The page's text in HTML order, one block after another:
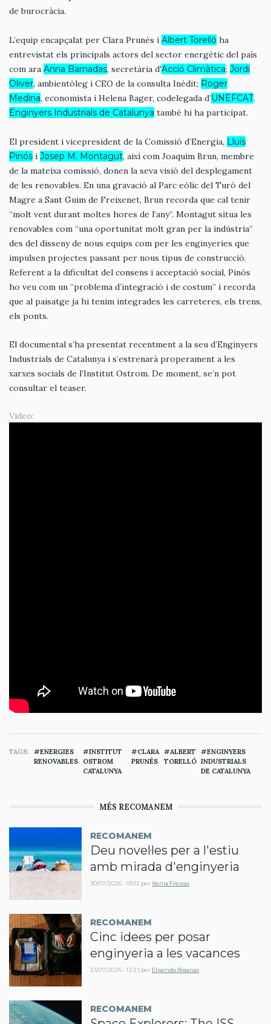
de burocràcia.
L’equip encapçalat per Clara Prunés i Albert Torelló ha
entrevistat els principals actors del sector energètic del país
com ara Anna Barnadas, secretària d'Acció Climàtica; Jordi
Oliver, ambientòleg i CEO de la consulta Inèdit; Roger
Medina, economista i Helena Bager, codelegada d’UNEFCAT.
Enginyers Industrials de Catalunya també hi ha participat.
El president i vicepresident de la Comissió d’Energia, Lluís
Pinós i Josep M. Montagut, així com Joaquim Brun, membre
de la mateixa comissió, donen la seva visió del desplegament
de les renovables. En una gravació al Parc eòlic del Turó del
Magre a Sant Guim de Freixenet, Brun recorda que cal tenir
“molt vent durant moltes hores de l’any”. Montagut situa les
renovables com “una oportunitat molt gran per la indústria”
des del disseny de nous equips com per les enginyeries que
impulsen projectes passant per nous tipus de construcció.
Referent a la dificultat del consens i acceptació social, Pinós
ho veu com un “problema d’integració i de costum” i recorda
que al paisatge ja hi tenim integrades les carreteres, els trens,
els ponts.
El documental s’ha presentat recentment a la seu d’Enginyers
Industrials de Catalunya i s’estrenarà properament a les
xarxes socials de l’Institut Ostrom. De moment, se’n pot
consultar el teaser.
Video
TAGS
ENERGIES
RENOVABLES
INSTITUT
OSTROM
CATALUNYA
CLARA
PRUNÉS
ALBERT
TORELLÓ
ENGINYERS
INDUSTRIALS
DE CATALUNYA
MÉS RECOMANEM
RECOMANEM
Deu novel·les per a l'estiu
amb mirada d'enginyeria
30/07/2026 - 09:12 perXènia Freixas
RECOMANEM
Cinc idees per posar
enginyeria a les vacances
23/07/2026 - 12:23 per Elisenda Rosanas
RECOMANEM